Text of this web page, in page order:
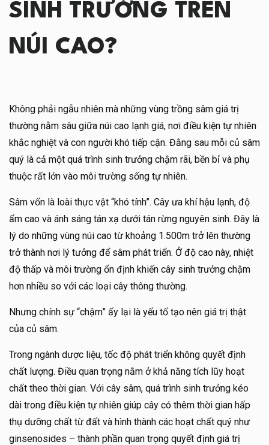
SINH TRƯỞNG TRÊN
NÚI CAO?
Không phải ngẫu nhiên mà những vùng trồng sâm giá trị
thường nằm sâu giữa núi cao lạnh giá, nơi điều kiện tự nhiên
khắc nghiệt và con người khó tiếp cận. Đằng sau mỗi củ sâm
quý là cả một quá trình sinh trưởng chậm rãi, bền bỉ và phụ
thuộc rất lớn vào môi trường sống tự nhiên.
Sâm vốn là loài thực vật “khó tính”. Cây ưa khí hậu lạnh, độ
ẩm cao và ánh sáng tán xạ dưới tán rừng nguyên sinh. Đây là
lý do những vùng núi cao từ khoảng 1.500m trở lên thường
trở thành nơi lý tưởng để sâm phát triển. Ở độ cao này, nhiệt
độ thấp và môi trường ổn định khiến cây sinh trưởng chậm
hơn nhiều so với các loại cây thông thường.
Nhưng chính sự “chậm” ấy lại là yếu tố tạo nên giá trị thật
của củ sâm.
Trong ngành dược liệu, tốc độ phát triển không quyết định
chất lượng. Điều quan trọng nằm ở khả năng tích lũy hoạt
chất theo thời gian. Với cây sâm, quá trình sinh trưởng kéo
dài trong điều kiện tự nhiên giúp cây có thêm thời gian hấp
thụ dưỡng chất từ đất và hình thành các hoạt chất quý như
ginsenosides – thành phần quan trọng quyết định giá trị